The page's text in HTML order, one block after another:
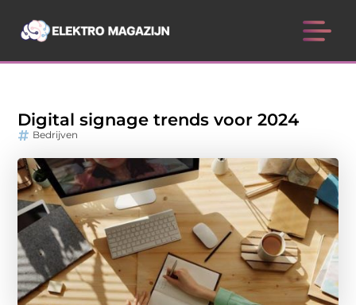
Digital signage trends voor 2024
Bedrijven